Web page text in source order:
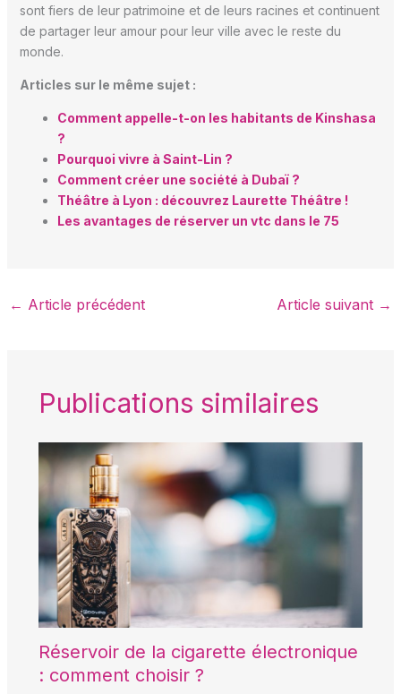
sont fiers de leur patrimoine et de leurs racines et continuent
de partager leur amour pour leur ville avec le reste du
monde.
Articles sur le même sujet :
Comment appelle-t-on les habitants de Kinshasa
?
Pourquoi vivre à Saint-Lin ?
Comment créer une société à Dubaï ?
Théâtre à Lyon : découvrez Laurette Théâtre !
Les avantages de réserver un vtc dans le 75
← Article précédent Article suivant →
Publications similaires
Réservoir de la cigarette électronique
: comment choisir ?